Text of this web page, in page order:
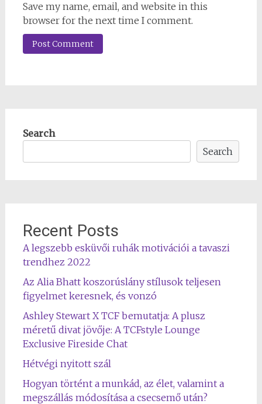
Save my name, email, and website in this
browser for the next time I comment.
Search
Search
Recent Posts
A legszebb esküvői ruhák motivációi a tavaszi
trendhez 2022
Az Alia Bhatt koszorúslány stílusok teljesen
figyelmet keresnek, és vonzó
Ashley Stewart X TCF bemutatja: A plusz
méretű divat jövője: A TCFstyle Lounge
Exclusive Fireside Chat
Hétvégi nyitott szál
Hogyan történt a munkád, az élet, valamint a
megszállás módosítása a csecsemő után?